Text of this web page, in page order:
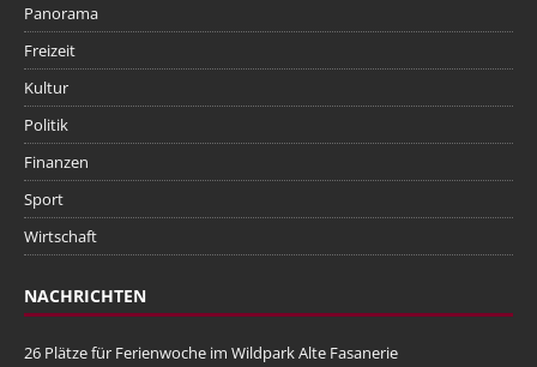
Panorama
Freizeit
Kultur
Politik
Finanzen
Sport
Wirtschaft
NACHRICHTEN
26 Plätze für Ferienwoche im Wildpark Alte Fasanerie